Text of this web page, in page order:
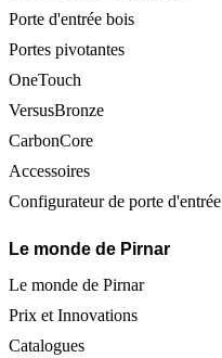
Porte d'entrée bois
Portes pivotantes
OneTouch
VersusBronze
CarbonCore
Accessoires
Configurateur de porte d'entrée
Le monde de Pirnar
Le monde de Pirnar
Prix et Innovations
Catalogues